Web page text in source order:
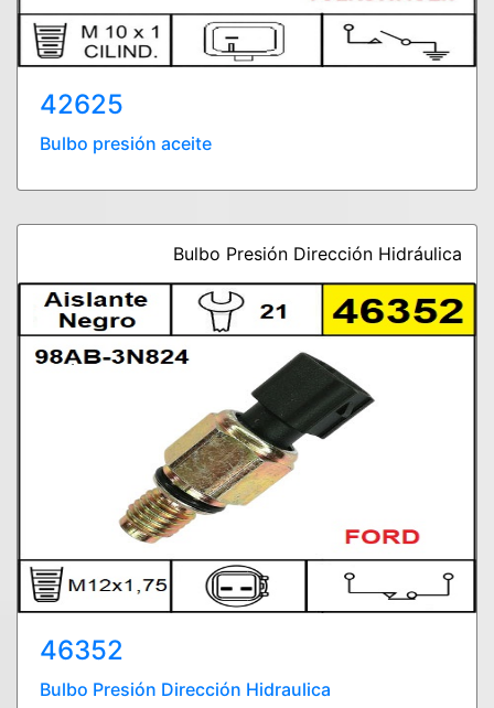
42625
Bulbo presión aceite
Bulbo Presión Dirección Hidráulica
46352
Bulbo Presión Dirección Hidraulica